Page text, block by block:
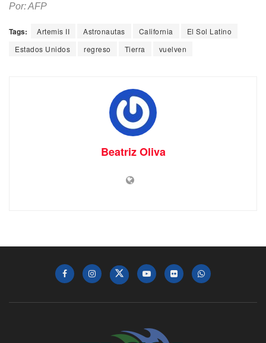
Por: AFP
Tags: Artemis II Astronautas California
El Sol Latino
Estados Unidos
regreso Tierra vuelven
Beatriz Oliva